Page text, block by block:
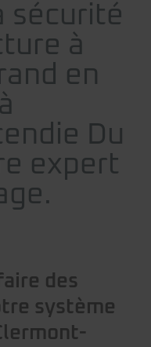
sécurité
à
en
Du
expert
des
système